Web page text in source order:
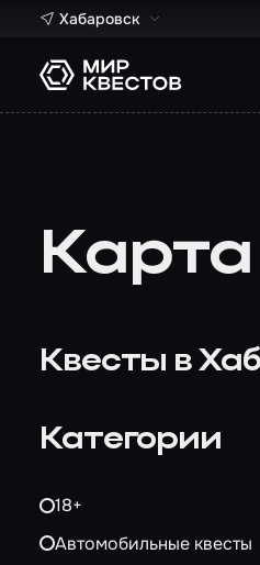
Хабаровск
Квесты в
Категории
18+
Автомобильные квесты